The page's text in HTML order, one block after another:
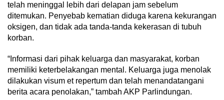
telah meninggal lebih dari delapan jam sebelum
ditemukan. Penyebab kematian diduga karena kekurangan
oksigen, dan tidak ada tanda-tanda kekerasan di tubuh
korban.
“Informasi dari pihak keluarga dan masyarakat, korban
memiliki keterbelakangan mental. Keluarga juga menolak
dilakukan visum et repertum dan telah menandatangani
berita acara penolakan,” tambah AKP Parlindungan.